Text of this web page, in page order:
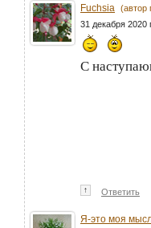
Fuchsia (автор
31 декабря 2020
С
↑ Ответить
Я-это моя